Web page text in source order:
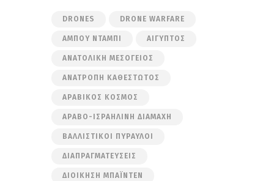
DRONES DRONE WARFARE
ΆΜΠΟΥ ΝΤΆΜΠΙ ΑΊΓΥΠΤΟΣ
ΑΝΑΤΟΛΙΚΉ ΜΕΣΌΓΕΙΟΣ
ΑΝΑΤΡΟΠΉ ΚΑΘΕΣΤΏΤΟΣ
ΑΡΑΒΙΚΌΣ ΚΌΣΜΟΣ
ΑΡΑΒΟ-ΙΣΡΑΗΛΙΝΉ ΔΙΑΜΆΧΗ
ΒΑΛΛΙΣΤΙΚΟΊ ΠΎΡΑΥΛΟΙ
ΔΙΑΠΡΑΓΜΑΤΕΎΣΕΙΣ
ΔΙΟΊΚΗΣΗ ΜΠΆΙΝΤΕΝ